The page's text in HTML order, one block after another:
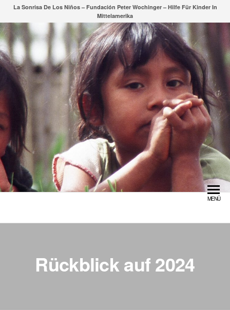
Zum
springen
La Sonrisa De Los Niños – Fundación Peter Wochinger – Hilfe Für Kinder In
Mittelamerika
MENÜ
Rückblick auf 2024